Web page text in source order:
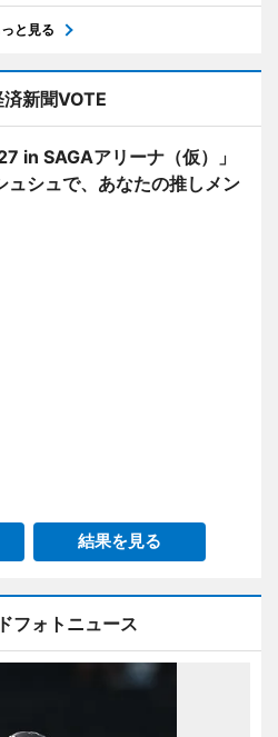
っと見る
新聞VOTE
in SAGAアリーナ（仮）」
ュシュで、あなたの推しメン
結果を見る
フォトニュース